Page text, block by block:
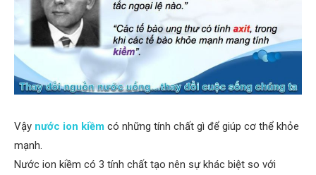
Vậy nước ion kiềm có những tính chất gì để giúp cơ thể khỏe
mạnh.
Nước ion kiềm có 3 tính chất tạo nên sự khác biệt so với